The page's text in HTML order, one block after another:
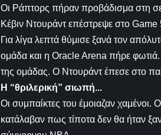
Οι Ράπτορς πήραν προβάδισμα στη
Κέβιν Ντουράντ επέστρεψε στο Game
Για λίγα λεπτά θύμισε ξανά τον
ομάδα και η Oracle Arena πήρε
της ομάδας. Ο Ντουράντ έπεσε στο
Η “θριλερική” σιωπή...
Οι συμπαίκτες του έμοιαζαν χαμένοι.
κατάλαβαν πως τίποτα δεν θα ήταν